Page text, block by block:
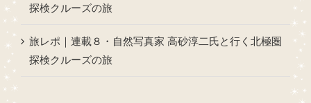
探検クルーズの旅
旅レポ｜連載８・自然写真家 高砂淳二氏と行く北極圏
探検クルーズの旅